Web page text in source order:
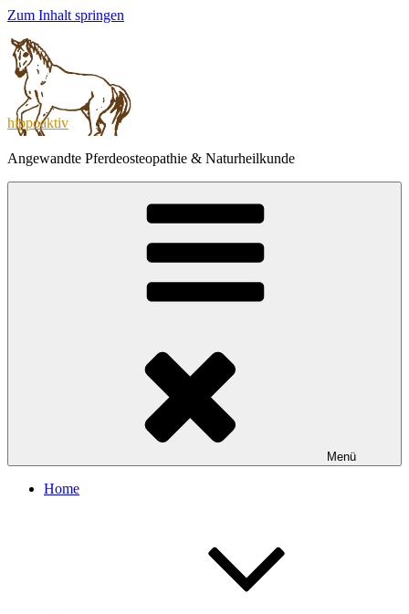
Zum Inhalt springen
hippoaktiv
Angewandte Pferdeosteopathie & Naturheilkunde
Menü
Home